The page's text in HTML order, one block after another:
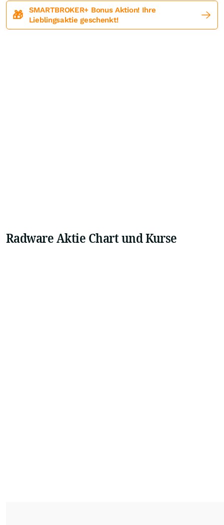
🎁
SMARTBROKER+ Bonus Aktion! Ihre
Lieblingsaktie geschenkt!
Radware Aktie Chart und Kurse